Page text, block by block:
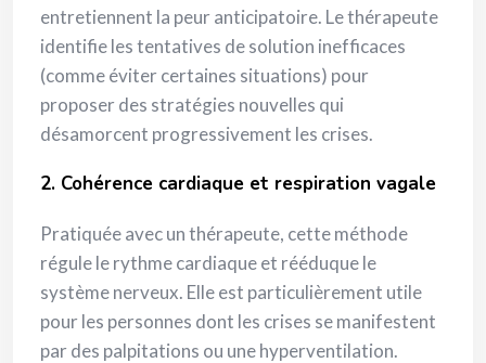
entretiennent la peur anticipatoire. Le thérapeute
identifie les tentatives de solution inefficaces
(comme éviter certaines situations) pour
proposer des stratégies nouvelles qui
désamorcent progressivement les crises.
2. Cohérence cardiaque et respiration vagale
Pratiquée avec un thérapeute, cette méthode
régule le rythme cardiaque et rééduque le
système nerveux. Elle est particulièrement utile
pour les personnes dont les crises se manifestent
par des palpitations ou une hyperventilation.